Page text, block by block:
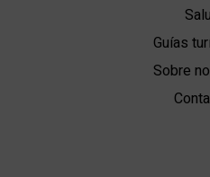
Guías
Sobre